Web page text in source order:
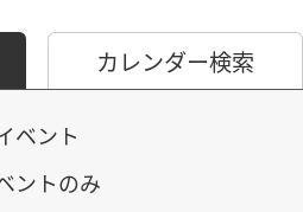
カレンダー検索
ベント
ントのみ